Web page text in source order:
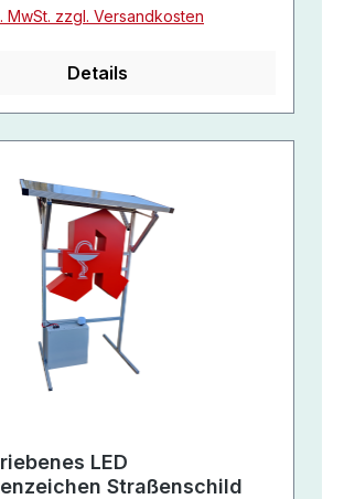
MwSt. zzgl. Versandkosten
Details
LED
Straßenschild